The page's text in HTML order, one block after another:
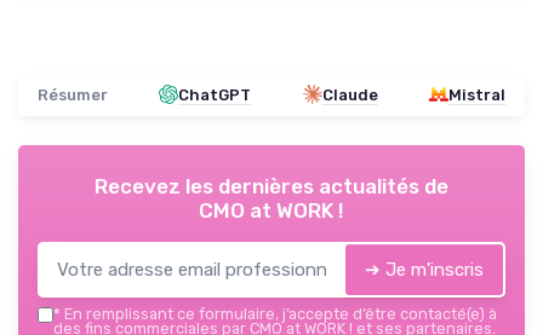
Résumer ChatGPT Claude Mistral
Recevez les dernières actualités de
CMO at WORK !
➔ Je m'inscris
* En remplissant ce formulaire, j’accepte d’être contacté(e) à
des fins commerciales par CMO at WORK ! et ses partenaires.